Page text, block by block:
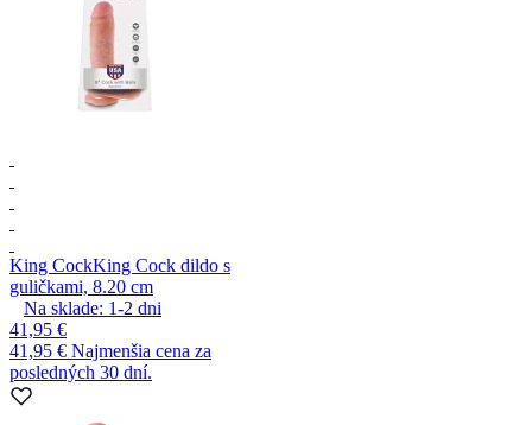
King CockKing Cock dildo s
guličkami, 8.20 cm
Na sklade: 1-2 dni
41,95 €
41,95 € Najmenšia cena za
posledných 30 dní.